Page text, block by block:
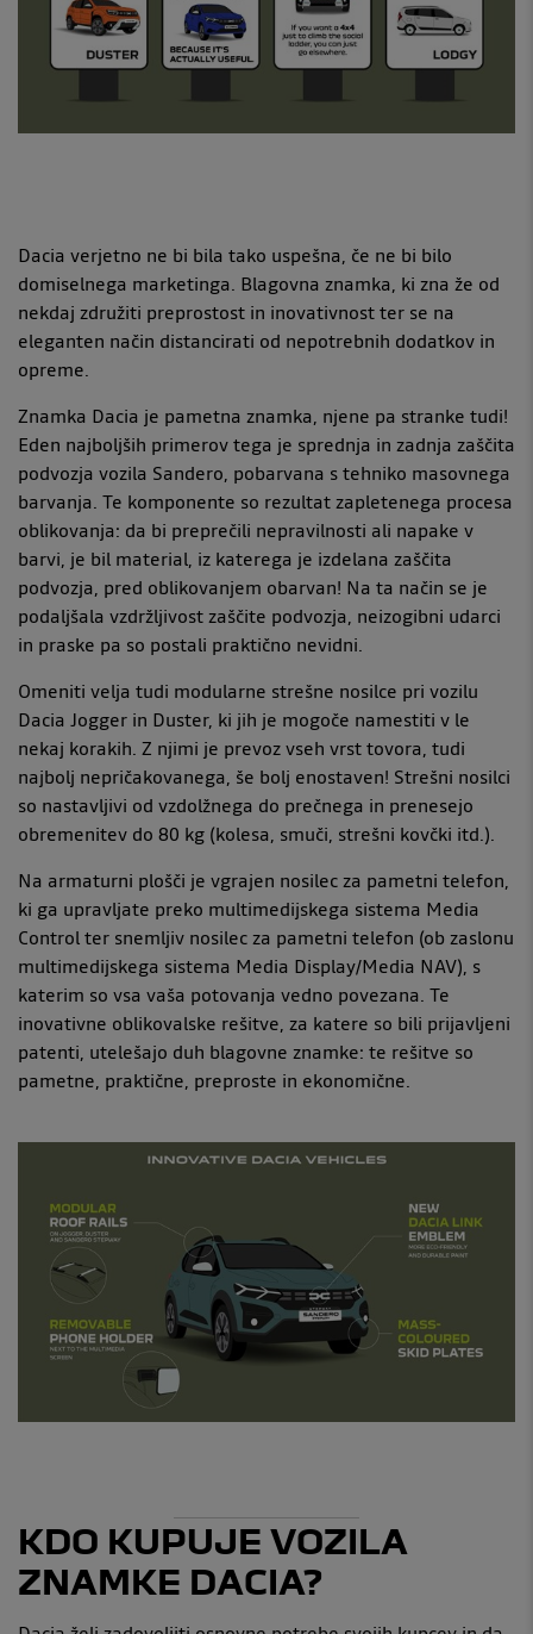
Dacia verjetno ne bi bila tako uspešna, če ne bi bilo
domiselnega marketinga. Blagovna znamka, ki zna že od
nekdaj združiti preprostost in inovativnost ter se na
eleganten način distancirati od nepotrebnih dodatkov in
opreme.
Znamka Dacia je pametna znamka, njene pa stranke tudi!
Eden najboljših primerov tega je sprednja in zadnja zaščita
podvozja vozila Sandero, pobarvana s tehniko masovnega
barvanja. Te komponente so rezultat zapletenega procesa
oblikovanja: da bi preprečili nepravilnosti ali napake v
barvi, je bil material, iz katerega je izdelana zaščita
podvozja, pred oblikovanjem obarvan! Na ta način se je
podaljšala vzdržljivost zaščite podvozja, neizogibni udarci
in praske pa so postali praktično nevidni.
Omeniti velja tudi modularne strešne nosilce pri vozilu
Dacia Jogger in Duster, ki jih je mogoče namestiti v le
nekaj korakih. Z njimi je prevoz vseh vrst tovora, tudi
najbolj nepričakovanega, še bolj enostaven! Strešni nosilci
so nastavljivi od vzdolžnega do prečnega in prenesejo
obremenitev do 80 kg (kolesa, smuči, strešni kovčki itd.).
Na armaturni plošči je vgrajen nosilec za pametni telefon,
ki ga upravljate preko multimedijskega sistema Media
Control ter snemljiv nosilec za pametni telefon (ob zaslonu
multimedijskega sistema Media Display/Media NAV), s
katerim so vsa vaša potovanja vedno povezana. Te
inovativne oblikovalske rešitve, za katere so bili prijavljeni
patenti, utelešajo duh blagovne znamke: te rešitve so
pametne, praktične, preproste in ekonomične.
KDO KUPUJE VOZILA
ZNAMKE DACIA?